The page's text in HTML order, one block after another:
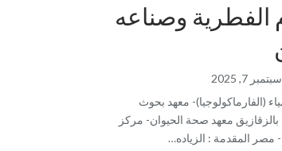
الفطرية وصناعه
سبتمبر 7, 2025
(الفارماكولوجيا)- معهد بحوث
بالزقازيق معهد صحة الحيوان- مركز
مصر المقدمة : الزياده…